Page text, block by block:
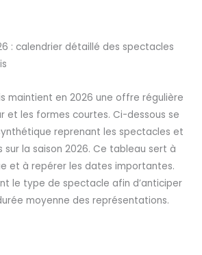
: calendrier détaillé des spectacles
maintient en 2026 une offre régulière
et les formes courtes. Ci-dessous se
reprenant les spectacles et
sur la saison 2026. Ce tableau sert à
et à repérer les dates importantes.
le type de spectacle afin d’anticiper
moyenne des représentations.